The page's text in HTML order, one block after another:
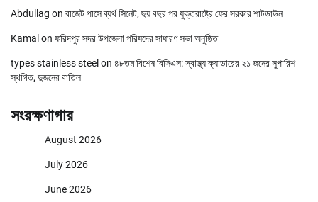
Abdullag on বাজেট পাসে ব্যর্থ সিনেট, ছয় বছর পর যুক্তরাষ্ট্রে ফের সরকার শাটডাউন
Kamal on ফরিদপুর সদর উপজেলা পরিষদের সাধারণ সভা অনুষ্ঠিত
types stainless steel on ৪৮তম বিশেষ বিসিএস: স্বাস্থ্য ক্যাডারের ২১ জনের সুপারিশ
স্থগিত, দুজনের বাতিল
সংরক্ষণাগার
August 2026
July 2026
June 2026